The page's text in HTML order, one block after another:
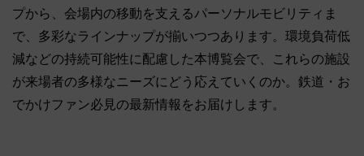
プから、会場内の移動を支えるパーソナルモビリティま
で、多彩なラインナップが揃いつつあります。環境負荷低
減などの持続可能性に配慮した本博覧会で、これらの施設
が来場者の多様なニーズにどう応えていくのか。鉄道・お
でかけファン必見の最新情報をお届けします。